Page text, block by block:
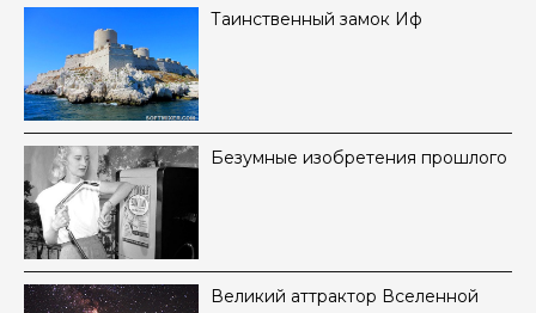
Таинственный замок Иф
Безумные изобретения прошлого
Великий аттрактор Вселенной